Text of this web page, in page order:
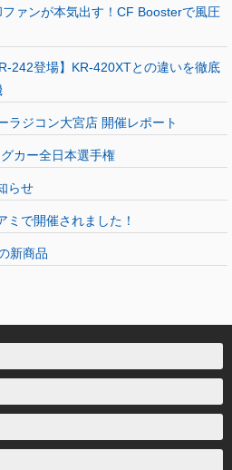
ァンが本気出す！CF Boosterで風圧
242登場】KR-420XTとの違いを徹底
ラジコン大宮店 開催レポート
カー全日本選手権
らせ
ミで開催されました！
新商品